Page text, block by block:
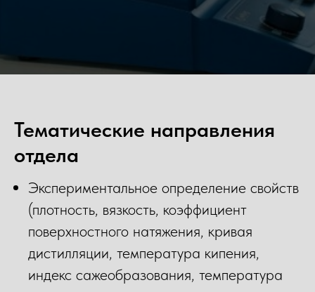
Тематические направления
отдела
Экспериментальное определение свойств
(плотность, вязкость, коэффициент
поверхностного натяжения, кривая
дистилляции, температура кипения,
индекс сажеобразования, температура